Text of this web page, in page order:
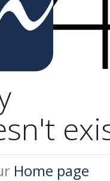
Home page